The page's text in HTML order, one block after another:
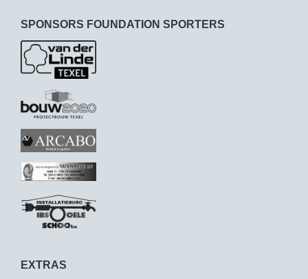
SPONSORS FOUNDATION SPORTERS
EXTRAS